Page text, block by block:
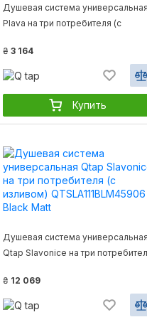
Душевая система универсальная
Plava на три потребителя (с
Qtap
₴ 3 164
Купить
Душевая система универсальная
Qtap Slavonice на три
Black Matt
₴ 12 069